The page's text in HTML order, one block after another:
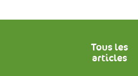
Tous les
articles